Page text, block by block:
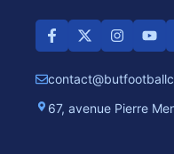
67, avenue Pierre